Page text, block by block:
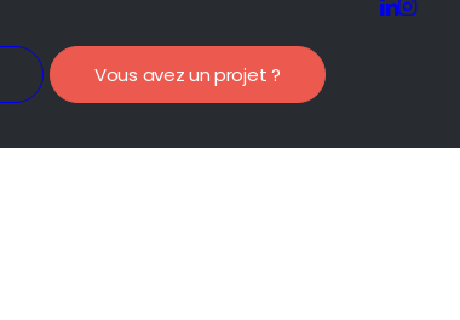
Vous avez un projet ?